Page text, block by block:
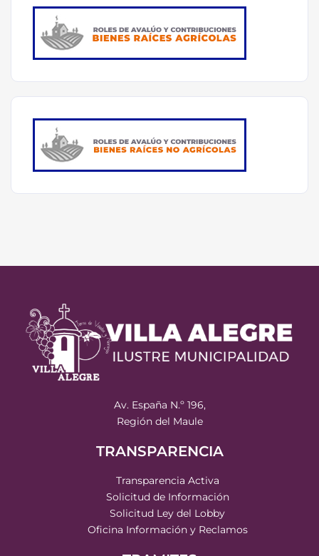
Av. España N.º 196,
Región del Maule
TRANSPARENCIA
Transparencia Activa
Solicitud de Información
Solicitud Ley del Lobby
Oficina Información y Reclamos